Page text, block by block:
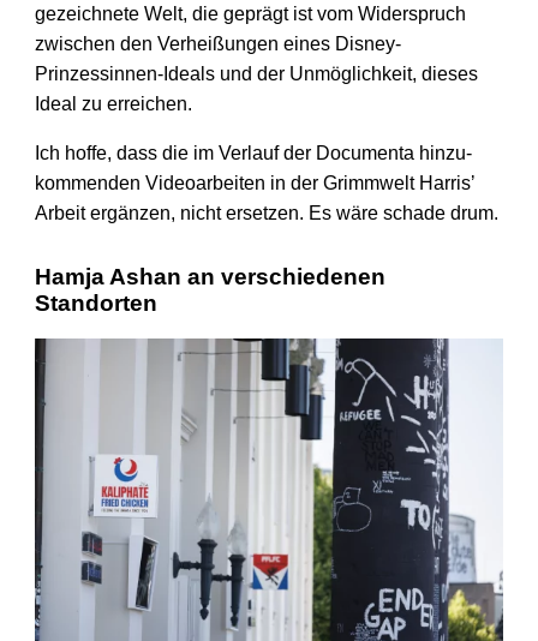
gezeichnete Welt, die geprägt ist vom Wider­spruch
zwischen den Verheißungen eines Disney-
Prinzessinnen-Ideals und der Unmöglich­keit, dieses
Ideal zu erreichen.
Ich hoffe, dass die im Verlauf der Documenta hinzu­
kommenden Video­arbeiten in der Grimmwelt Harrisʼ
Arbeit ergänzen, nicht ersetzen. Es wäre schade drum.
Hamja Ashan an verschiedenen
Standorten